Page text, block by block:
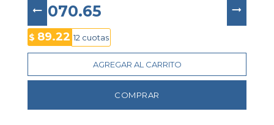
🔹 Funciones: Cronógrafo 1/5 segundo hasta 60
minutos, horario 12/24 horas, fechador
🔹 Bisel: Escala deslizante
🔹 Peso: 156 gramos.
$ 1070.65
$ 89.22 12 cuotas
AGREGAR AL CARRITO
COMPRAR